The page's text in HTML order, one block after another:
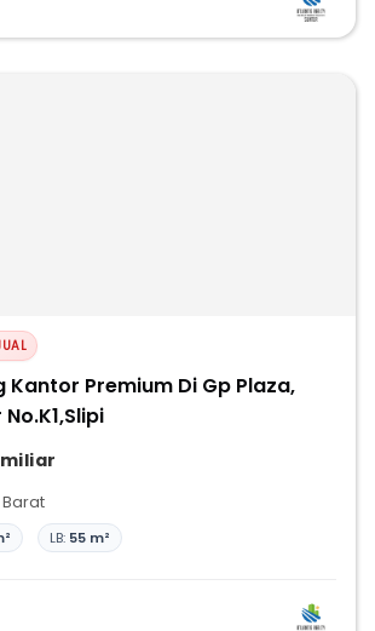
Kantor Premium Di Gp Plaza,
miliar
LB: 55 m²